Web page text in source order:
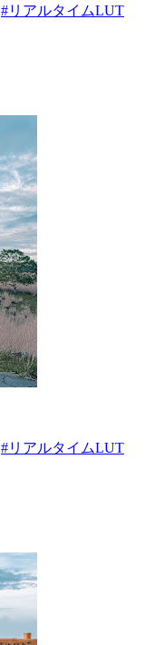
#リアルタイムLUT
#リアルタイムLUT